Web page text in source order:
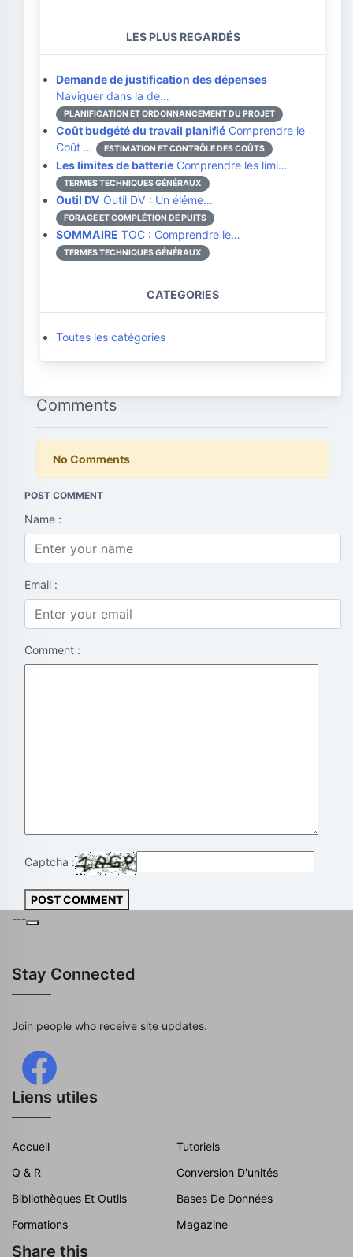
LES PLUS REGARDÉS
Demande de justification des dépenses
Naviguer dans la de…
PLANIFICATION ET ORDONNANCEMENT DU PROJET
Coût budgété du travail planifié Comprendre le
Coût …
ESTIMATION ET CONTRÔLE DES COÛTS
Les limites de batterie Comprendre les limi…
TERMES TECHNIQUES GÉNÉRAUX
Outil DV Outil DV : Un éléme…
FORAGE ET COMPLÉTION DE PUITS
SOMMAIRE TOC : Comprendre le…
TERMES TECHNIQUES GÉNÉRAUX
CATEGORIES
Toutes les catégories
Comments
No Comments
POST COMMENT
Name :
Email :
Comment :
Captcha :
POST COMMENT
---
Stay Connected
Join people who receive site updates.
Liens utiles
Accueil
Tutoriels
Q & R
Conversion D'unités
Bibliothèques Et Outils
Bases De Données
Formations
Magazine
Share this